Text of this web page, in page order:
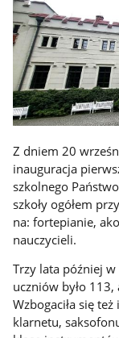
Z dniem 20
inauguracja
szkolnego
szkoły ogółem
na: fortepianie,
nauczycieli.
Trzy lata później
uczniów było 113,
Wzbogaciła się
klarnetu,